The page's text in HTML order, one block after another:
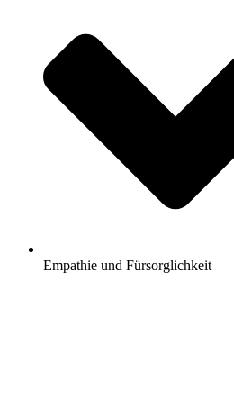
Empathie und Fürsorglichkeit